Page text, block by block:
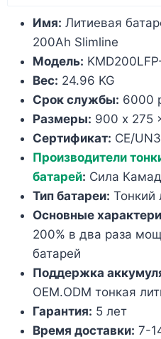
Имя: Литиевая
200Ah Slimline
Модель:
Вес: 24.96 KG
Срок службы: 6000
Размеры: 900 x 275
Сертификат: CE/
Производители
батарей: Сила
Тип батареи: Тонкий
Основные
200% в два раза
батарей
Поддержка
OEM.ODM тонкая
Гарантия: 5 лет
Время доставки: 7-